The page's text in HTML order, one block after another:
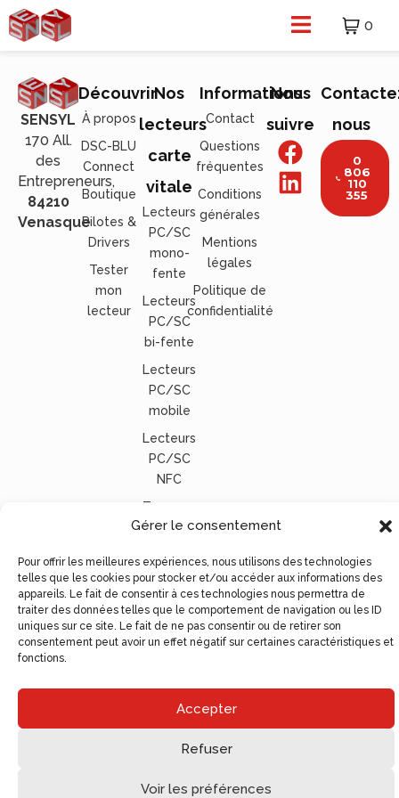
Gérer le consentement
Pour offrir les meilleures expériences, nous utilisons des technologies
telles que les cookies pour stocker et/ou accéder aux informations des
appareils. Le fait de consentir à ces technologies nous permettra de
traiter des données telles que le comportement de navigation ou les ID
uniques sur ce site. Le fait de ne pas consentir ou de retirer son
consentement peut avoir un effet négatif sur certaines caractéristiques et
fonctions.
Accepter
Refuser
Voir les préférences
0
SENSYL
170 All.
des
Entrepreneurs,
84210
Venasque
Découvrir
À propos
DSC-BLU
Connect
Boutique
Pilotes &
Drivers
Tester
mon
lecteur
Nos
lecteurs
carte
vitale
Lecteurs
PC/SC
mono-
fente
Lecteurs
PC/SC
bi-fente
Lecteurs
PC/SC
mobile
Lecteurs
PC/SC
NFC
Tous nos
lecteurs
vitale
Informations
Contact
Questions
fréquentes
Conditions
générales
Mentions
légales
Politique de
confidentialité
Nous
suivre
nous
0
806
110
355
© Ugocom Paris – Avignon Création Site Internet –
Agence de Communication